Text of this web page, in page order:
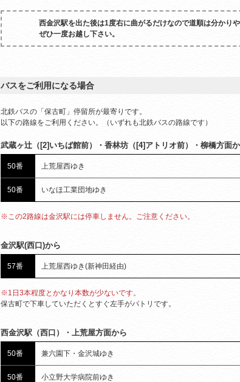
西金沢駅を出た後は1度右に曲がるだけなので道順は分かり
ぜひ一度お越し下さい。
バスをご利用になる場合
北鉄バスの「保古町」停留所が最寄りです。
以下の路線をご利用ください。（いずれも北鉄バスの路線です）
武蔵ヶ辻（[2]いちば館前）・香林坊（[4]アトリオ前）・柳橋方面
50番 上荒屋西ゆき
50番 いなほ工業団地ゆき
※この2路線は金沢駅には停車しません。ご注意ください。
金沢駅(西口)から
57番 上荒屋西ゆき(新神田経由)
※1日3本程度とかなり本数が少ないです。
保古町で下車していただくとすぐ左手がパトリです。
西金沢駅（西口）・上荒屋方面から
50番 兼六園下・金沢城ゆき
50番 小立野大学病院前ゆき